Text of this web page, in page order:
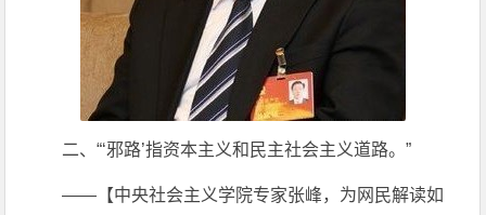
二、“‘邪路’指资本主义和民主社会主义道路。”
——【中央社会主义学院专家张峰，为网民解读如